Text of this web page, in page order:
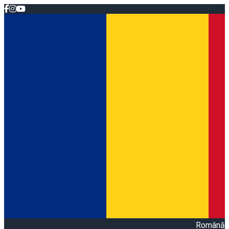
Română